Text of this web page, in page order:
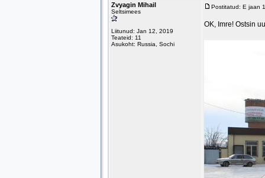
Zvyagin Mihail
Seltsimees
Liitunud: Jan 12, 2019
Teateid: 11
Asukoht: Russia, Sochi
Postitatud: E jaan
OK, Imre! Ostsin